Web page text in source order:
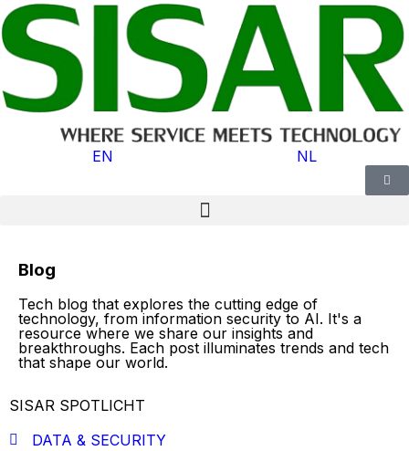
EN NL
Blog
Tech blog that explores the cutting edge of
technology, from information security to AI. It's a
resource where we share our insights and
breakthroughs. Each post illuminates trends and tech
that shape our world.
SISAR SPOTLICHT
DATA & SECURITY